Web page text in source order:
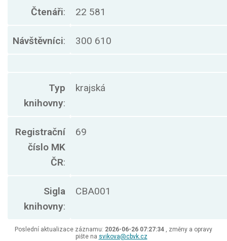
Čtenáři: 22 581
Návštěvníci: 300 610
Typ
knihovny:
krajská
Registrační
číslo MK
ČR:
69
Sigla
knihovny:
CBA001
Poslední aktualizace záznamu: 2026-06-26 07:27:34 , změny a opravy
pište na svikova@cbvk.cz